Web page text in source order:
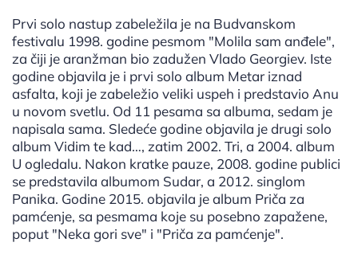
Prvi solo nastup zabeležila je na Budvanskom
festivalu 1998. godine pesmom "Molila sam anđele",
za čiji je aranžman bio zadužen Vlado Georgiev. Iste
godine objavila je i prvi solo album Metar iznad
asfalta, koji je zabeležio veliki uspeh i predstavio Anu
u novom svetlu. Od 11 pesama sa albuma, sedam je
napisala sama. Sledeće godine objavila je drugi solo
album Vidim te kad…, zatim 2002. Tri, a 2004. album
U ogledalu. Nakon kratke pauze, 2008. godine publici
se predstavila albumom Sudar, a 2012. singlom
Panika. Godine 2015. objavila je album Priča za
pamćenje, sa pesmama koje su posebno zapažene,
poput "Neka gori sve" i "Priča za pamćenje".